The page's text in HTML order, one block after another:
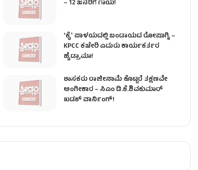
– 12 ಜನರಿಗೆ ಗಾಯ!
ʻಕೈʼ​ ಪಾಳಯದಲ್ಲಿ ಬಂಡಾಯದ ರೋಷಾಗ್ನಿ –
KPCC ಕಚೇರಿ ಎದುರು ಕಾರ್ಯಕರ್ತರ
ಹೈಡ್ರಾಮಾ!
ಶಾಸಕರು ರಾಜೀನಾಮೆ ಕೊಟ್ಟರೆ ತಕ್ಷಣವೇ
ಅಂಗೀಕಾರ – ಸಿಎಂ ಡಿ.ಕೆ.ಶಿವಕುಮಾರ್
ಖಡಕ್ ವಾರ್ನಿಂಗ್!